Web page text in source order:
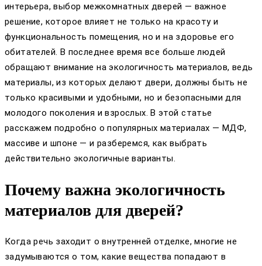
интерьера, выбор межкомнатных дверей — важное
решение, которое влияет не только на красоту и
функциональность помещения, но и на здоровье его
обитателей. В последнее время все больше людей
обращают внимание на экологичность материалов, ведь
материалы, из которых делают двери, должны быть не
только красивыми и удобными, но и безопасными для
молодого поколения и взрослых. В этой статье
расскажем подробно о популярных материалах — МДФ,
массиве и шпоне — и разберемся, как выбрать
действительно экологичные варианты.
Почему важна экологичность
материалов для дверей?
Когда речь заходит о внутренней отделке, многие не
задумываются о том, какие вещества попадают в